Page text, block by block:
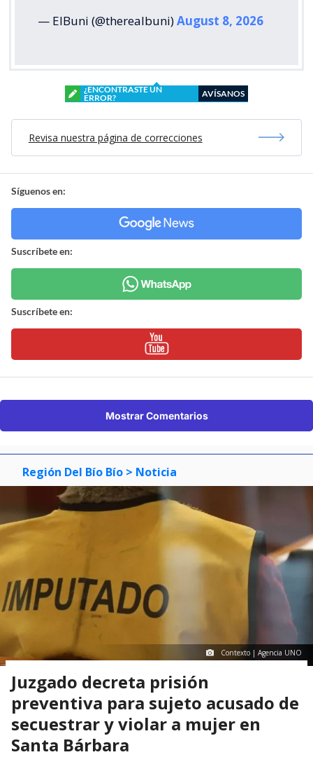
— ElBuni (@therealbuni)August 8, 2026
¿ENCONTRASTE UN
ERROR?
AVÍSANOS
Revisa nuestra página de correcciones
Síguenos en:
Suscríbete en:
Suscríbete en:
Mostrar Comentarios
Región Del Bío Bío > Noticia
Contexto | Agencia UNO
Juzgado decreta prisión
preventiva para sujeto acusado de
secuestrar y violar a mujer en
Santa Bárbara